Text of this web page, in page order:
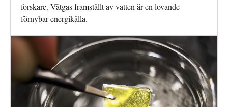
forskare. Vätgas framställt av vatten är en lovande
förnybar energikälla.